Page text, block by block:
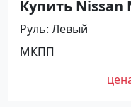
Купить
(1400/88 л.с.)
Рисовый цвет
цене 2250000
№27444 на
Руль Левый
МКПП